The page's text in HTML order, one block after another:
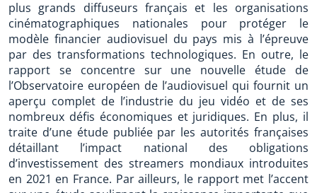
plus grands diffuseurs français et les organisations
cinématographiques nationales pour protéger le
modèle financier audiovisuel du pays mis à l’épreuve
par des transformations technologiques. En outre, le
rapport se concentre sur une nouvelle étude de
l’Observatoire européen de l’audiovisuel qui fournit un
aperçu complet de l’industrie du jeu vidéo et de ses
nombreux défis économiques et juridiques. En plus, il
traite d’une étude publiée par les autorités françaises
détaillant l’impact national des obligations
d’investissement des streamers mondiaux introduites
en 2021 en France. Par ailleurs, le rapport met l’accent